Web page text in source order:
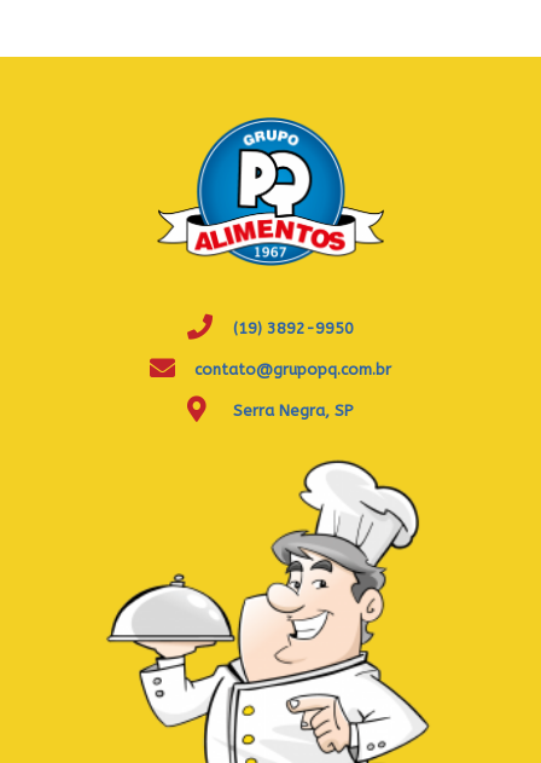
(19) 3892-9950
contato@grupopq.com.br
Serra Negra, SP